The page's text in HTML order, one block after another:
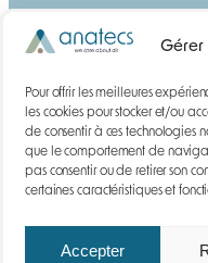
Gérer
Pour offrir les meilleures
les cookies pour stocker et/ou
de consentir à ces technologies
que le comportement de
pas consentir ou de retirer son
certaines caractéristiques et
Accepter